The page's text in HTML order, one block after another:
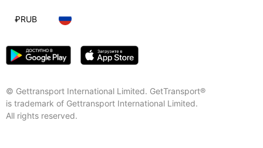
© Gettransport International Limited. GetTransport®
is trademark of Gettransport International Limited.
All rights reserved.
₽RUB